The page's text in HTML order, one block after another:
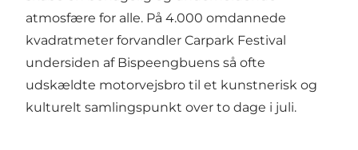
atmosfære for alle. På 4.000 omdannede
kvadratmeter forvandler Carpark Festival
undersiden af Bispeengbuens så ofte
udskældte motorvejsbro til et kunstnerisk og
kulturelt samlingspunkt over to dage i juli.